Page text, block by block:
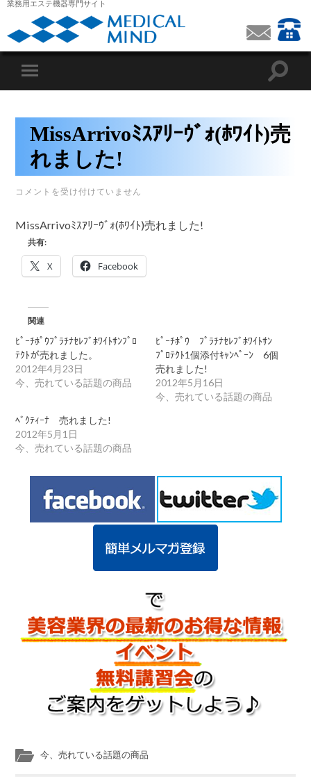
業務用エステ機器専門サイト
MissArrivoﾐｽｱﾘｰｳﾞｫ(ﾎﾜｲﾄ)売
れました!
MISSARRIVO
ｱ
ﾘ
ｳﾞ
(ﾎ
ま
し
た!
は
コメントを受け付けていません
MissArrivoﾐｽｱﾘｰｳﾞｫ(ﾎﾜｲﾄ)売れました!
共有:
X Facebook
関連
ﾋﾟｰﾁﾎﾟｳﾌﾟﾗﾁﾅｾﾚﾌﾞﾎﾜｲﾄｻﾝﾌﾟﾛ
ﾃｸﾄが売れました。
2012年4月23日
今、売れている話題の商品
ﾋﾟｰﾁﾎﾟｳ ﾌﾟﾗﾁﾅｾﾚﾌﾞﾎﾜｲﾄｻﾝ
ﾌﾟﾛﾃｸﾄ1個添付ｷｬﾝﾍﾟｰﾝ 6個
売れました!
2012年5月16日
今、売れている話題の商品
ﾍﾞｸﾃｨｰﾅ 売れました!
2012年5月1日
今、売れている話題の商品
今、売れている話題の商品